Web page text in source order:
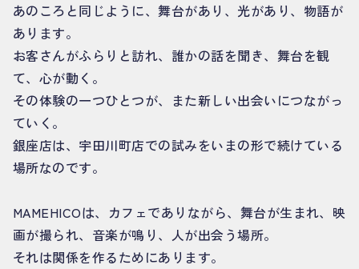
あのころと同じように、舞台があり、光があり、物語が
あります。
お客さんがふらりと訪れ、誰かの話を聞き、舞台を観
て、心が動く。
その体験の一つひとつが、また新しい出会いにつながっ
ていく。
銀座店は、宇田川町店での試みをいまの形で続けている
場所なのです。
MAMEHICOは、カフェでありながら、舞台が生まれ、映
画が撮られ、音楽が鳴り、人が出会う場所。
それは関係を作るためにあります。